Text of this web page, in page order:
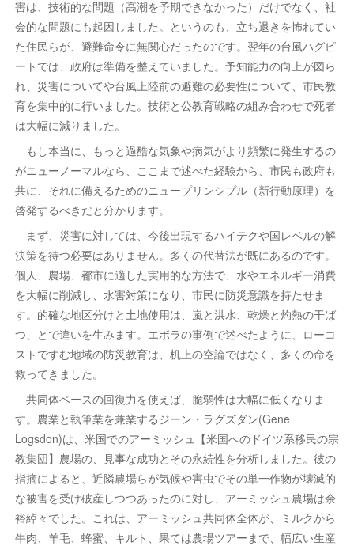
害は、技術的な問題（高潮を予期できなかった）だけでなく、社
会的な問題にも起因しました。というのも、立ち退きを怖れてい
た住民らが、避難命令に無関心だったのです。翌年の台風ハグピ
ートでは、政府は準備を整えていました。予知能力の向上が図ら
れ、災害についてや台風上陸前の避難の必要性について、市民教
育を集中的に行いました。技術と公教育戦略の組み合わせで死者
は大幅に減りました。
もし本当に、もっと過酷な気象や病気がより頻繁に発生するの
がニューノーマルなら、ここまで述べた経験から、市民も政府も
共に、それに備えるためのニュープリンシプル（新行動原理）を
啓発するべきだと分かります。
まず、災害に対しては、今後出現するハイテクや国レベルの解
決策を待つ必要はありません。多くの代替法が既にあるのです。
個人、農場、都市に適した実用的な方法で、水やエネルギー消費
を大幅に削減し、水害対策になり、市民に防災意識を持たせま
す。的確な地区分けと土地使用は、嵐と洪水、乾燥と灼熱の干ば
つ、とで違いを生みます。エボラの事例で述べたように、ローコ
ストですむ地域の防災教育は、机上の空論ではなく、多くの命を
救ってきました。
共同体ベースの回復力を使えば、脆弱性は大幅に低くなりま
す。農業と執筆業を兼業するジーン・ラグズダン(Gene
Logsdon)は、米国でのアーミッシュ【米国へのドイツ系移民の宗
教集団】農場の、見事な成功とその永続性を分析しました。彼の
指摘によると、近隣農場らが気候や害虫でその単一作物が壊滅的
な被害を受け破産しつつあったのに対し、アーミッシュ農場は余
裕綽々でした。これは、アーミッシュ共同体全体が、ミルクから
牛肉、羊毛、蜂蜜、キルト、果ては農場ツアーまで、幅広い生産